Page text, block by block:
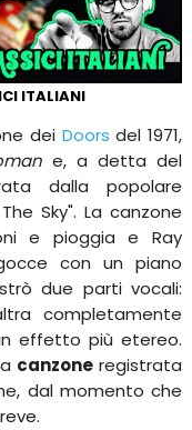
ITALIANI
dei Doors del 1971,
e, a detta del
dalla popolare
Sky". La canzone
e pioggia e Ray
con un piano
due parti vocali:
completamente
effetto più etereo.
canzoneregistrata
dal momento che